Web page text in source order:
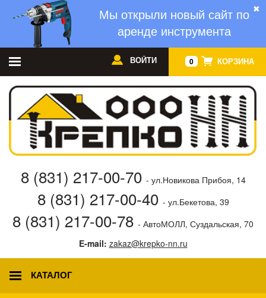
✖
Мы открыли новый сайт по
аренде инструмента
0 КОРЗИНА
ВОЙТИ
8 (831) 217-00-70 - ул.Новикова Прибоя, 14
8 (831) 217-00-40 - ул.Бекетова, 39
8 (831) 217-00-78 - АвтоМОЛЛ, Суздальская, 70
E-mail: zakaz@krepko-nn.ru
КАТАЛОГ